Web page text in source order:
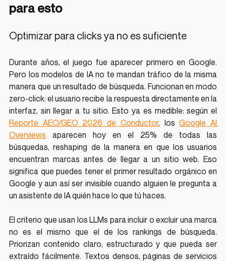
para esto
Optimizar para clicks ya no es suficiente
Durante años, el juego fue aparecer primero en Google.
Pero los modelos de IA no te mandan tráfico de la misma
manera que un resultado de búsqueda. Funcionan en modo
zero-click: el usuario recibe la respuesta directamente en la
Reporte AEO/GEO 2026 de Conductor, los Google AI
Overviews aparecen hoy en el 25% de todas las
búsquedas, reshaping de la manera en que los usuarios
encuentran marcas antes de llegar a un sitio web. Eso
significa que puedes tener el primer resultado orgánico en
Google y aun así ser invisible cuando alguien le pregunta a
un asistente de IA quién hace lo que tú haces.
El criterio que usan los LLMs para incluir o excluir una marca
no es el mismo que el de los rankings de búsqueda.
Priorizan contenido claro, estructurado y que pueda ser
extraído fácilmente. Textos densos, páginas de servicios